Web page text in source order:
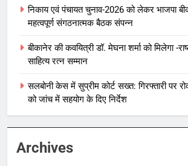
निकाय एवं पंचायत चुनाव-2026 को लेकर भाजपा
महत्वपूर्ण संगठनात्मक बैठक संपन्न
बीकानेर की कवयित्री डॉ. मेघना शर्मा को मिलेगा -
साहित्य रत्न सम्मान
सलबोनी केस में सुप्रीम कोर्ट सख्त: गिरफ्तारी पर
को जांच में सहयोग के दिए निर्देश
Archives